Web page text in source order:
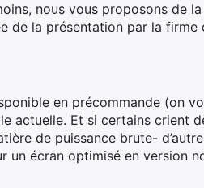
nous vous proposons de
de la présentation par la firme
en précommande (on
actuelle. Et si certains crient
de puissance brute-
un écran optimisé en version